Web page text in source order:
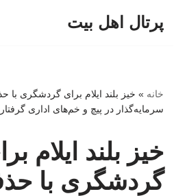
پرتال اهل بیت
خانه » خیز بلند ایلام برای گردشگری با
سرمایه‌گذار در پیچ و خم‌های اداری
خیز بلند ایلام
گردشگری با